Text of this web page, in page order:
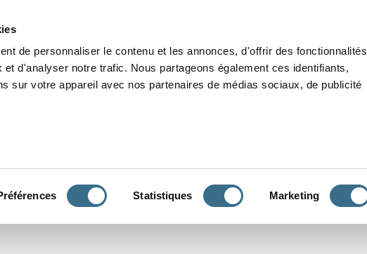
de personnaliser le contenu et les annonces, d'offrir des fonctionnalités
d'analyser notre trafic. Nous partageons également ces identifiants,
sur votre appareil avec nos partenaires de médias sociaux, de publicité
Statistiques Marketing